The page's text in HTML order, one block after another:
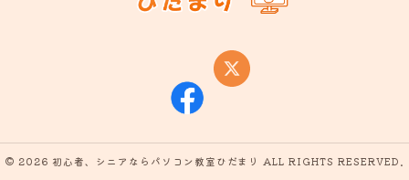
© 2026 初心者、シニアならパソコン教室ひだまり ALL RIGHTS RESERVED.